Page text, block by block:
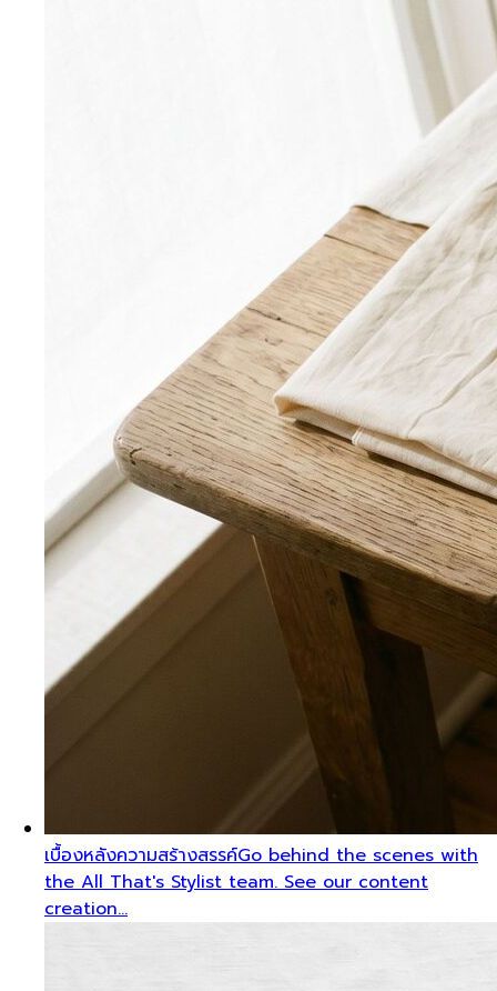
เบื้องหลังความสร้างสรรค์Go behind the scenes with
the All That's Stylist team. See our content
creation…